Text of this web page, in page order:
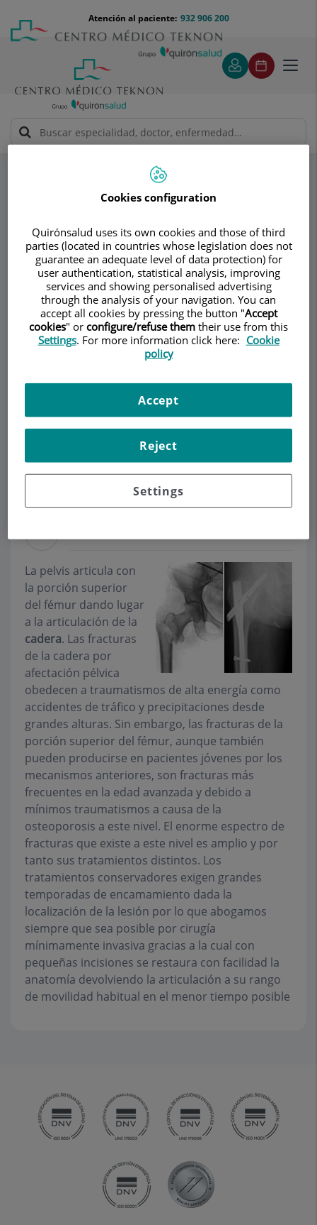
contenido
Menú
teléfono
cabecera
932 906 200
Atención al paciente:
Lesiones más frecuentes en Traumatología deportiva
Consultorio
AV Medical Group
TRAUMATOLOGÍA - CIRUGÍA ORTOPÉDICA
ADULTOS
MEDICINA DEPORTIVA
DescripciónServiciosEquipoContactoDatos de interés
La pelvis articula con
la porción superior
del fémur dando lugar
a la articulación de la
cadera. Las fracturas
de la cadera por
afectación pélvica
obedecen a traumatismos de alta energía como
accidentes de tráfico y precipitaciones desde
grandes alturas. Sin embargo, las fracturas de la
porción superior del fémur, aunque también
pueden producirse en pacientes jóvenes por los
mecanismos anteriores, son fracturas más
frecuentes en la edad avanzada y debido a
mínimos traumatismos a causa de la
osteoporosis a este nivel. El enorme espectro de
fracturas que existe a este nivel es amplio y por
tanto sus tratamientos distintos. Los
tratamientos conservadores exigen grandes
temporadas de encamamiento dada la
localización de la lesión por lo que abogamos
siempre que sea posible por cirugía
mínimamente invasiva gracias a la cual con
pequeñas incisiones se restaura con facilidad la
anatomía devolviendo la articulación a su rango
de movilidad habitual en el menor tiempo posible
Cookies configuration
Quirónsalud uses its own cookies and those of third
parties (located in countries whose legislation does not
guarantee an adequate level of data protection) for
user authentication, statistical analysis, improving
services and showing personalised advertising
through the analysis of your navigation. You can
accept all cookies by pressing the button "Accept
cookies" or configure/refuse them their use from this
Settings. For more information click here: Cookie
policy
Settings
Reject
Accept